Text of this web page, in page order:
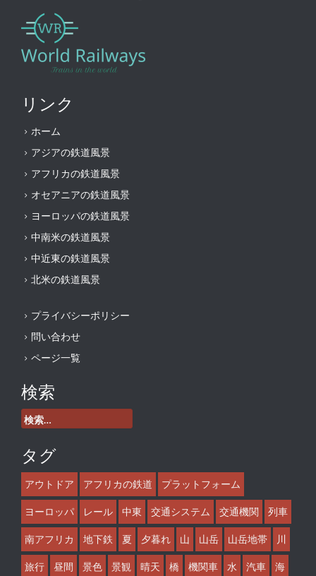
リンク
ホーム
アジアの鉄道風景
アフリカの鉄道風景
オセアニアの鉄道風景
ヨーロッパの鉄道風景
中南米の鉄道風景
中近東の鉄道風景
北米の鉄道風景
プライバシーポリシー
問い合わせ
ページ一覧
検索
検
索:
タグ
アウトドア アフリカの鉄道 プラットフォーム
ヨーロッパ レール 中東 交通システム 交通機関 列車
南アフリカ 地下鉄 夏 夕暮れ 山 山岳 山岳地帯 川
旅行 昼間 景色 景観 晴天 橋 機関車 水 汽車 海